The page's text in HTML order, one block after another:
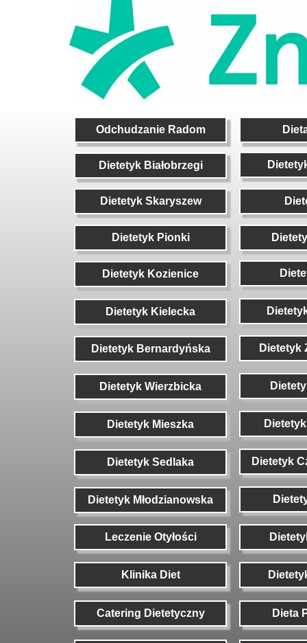
Dietetyk Białobrzegi
Dietetyk Kielecka
Dietetyk Skaryszew
Dietetyk Kozienice
Dietetyk Pionki
Odchudzanie Radom
Dietetyk Białobrzegi
Dietetyk Skaryszew
Dietetyk Kozienice
Dietetyk Pionki
Odchudzanie Radom
Catering Dietetyczny Dieta
Klinika Diet
Leczenie Otyłości
Dietetyk Młodzianowska
Dietetyk
Dietetyk Sedlaka
Dietetyk Mieszka
Dietetyk Wierzbicka
Dietetyk
Dietetyk Bernardyńska